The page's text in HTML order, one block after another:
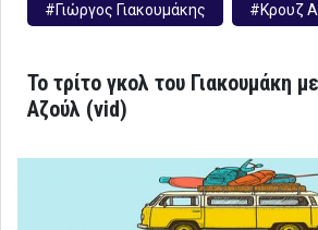
#Γιώργος Γιακουμάκης #Κρουζ
Το τρίτο γκολ του Γιακουμάκη
Αζούλ (vid)